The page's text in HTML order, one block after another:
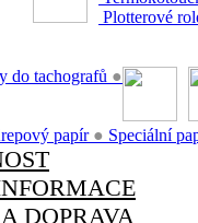
Plotterové
do tachografů ●
papír ● Speciální
DOPRAVA